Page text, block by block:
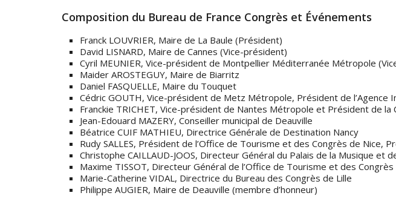
Composition du Bureau de France Congrès et Événements
Franck LOUVRIER, Maire de La Baule (Président)
David LISNARD, Maire de Cannes (Vice-président)
Cyril MEUNIER, Vice-président de Montpellier Méditerranée Métropole
Maider AROSTEGUY, Maire de Biarritz
Daniel FASQUELLE, Maire du Touquet
Cédric GOUTH, Vice-président de Metz Métropole, Président de l’Agence
Franckie TRICHET, Vice-président de Nantes Métropole et Président de
Jean-Edouard MAZERY, Conseiller municipal de Deauville
Béatrice CUIF MATHIEU, Directrice Générale de Destination Nancy
Rudy SALLES, Président de l’Office de Tourisme et des Congrès de Nice,
Christophe CAILLAUD-JOOS, Directeur Général du Palais de la Musique et
Maxime TISSOT, Directeur Général de l’Office de Tourisme et des
Marie-Catherine VIDAL, Directrice du Bureau des Congrès de Lille
Philippe AUGIER, Maire de Deauville (membre d’honneur)